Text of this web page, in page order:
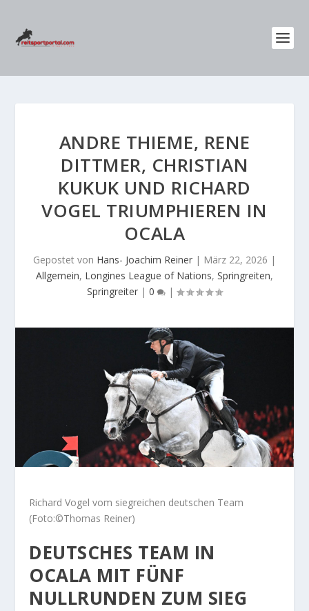
ANDRE THIEME, RENE
DITTMER, CHRISTIAN
KUKUK UND RICHARD
VOGEL TRIUMPHIEREN IN
OCALA
Gepostet von Hans- Joachim Reiner | März 22, 2026 |
Allgemein, Longines League of Nations, Springreiten,
Springreiter | 0 |
Richard Vogel vom siegreichen deutschen Team
(Foto:©Thomas Reiner)
DEUTSCHES TEAM IN
OCALA MIT FÜNF
NULLRUNDEN ZUM SIEG